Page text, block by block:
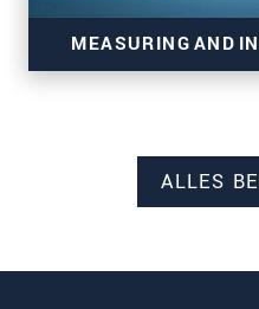
MEASURING AND
Systemen voor
ALLES